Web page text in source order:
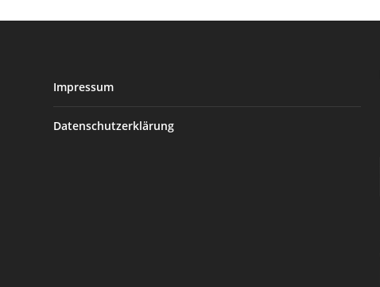
Impressum
Datenschutzerklärung